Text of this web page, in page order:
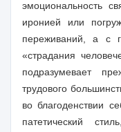
эмоциональность
иронией или
переживаний, а с
«страдания
подразумевает
трудового
во благоденствии
патетический